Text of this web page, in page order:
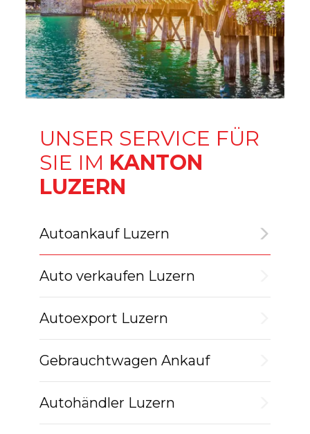
UNSER SERVICE FÜR
SIE IM KANTON
LUZERN
Autoankauf Luzern
Auto verkaufen Luzern
Autoexport Luzern
Gebrauchtwagen Ankauf
Autohändler Luzern